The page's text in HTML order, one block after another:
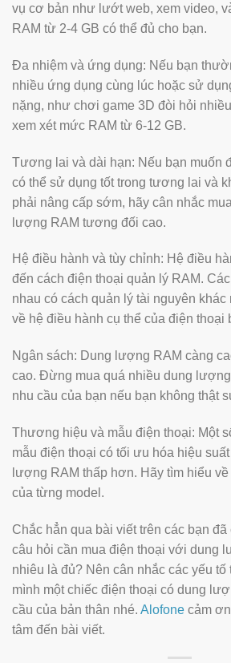
vụ cơ bản như lướt web, xem video,
RAM từ 2-4 GB có thể đủ cho bạn.
Đa nhiệm và ứng dụng: Nếu bạn
nhiều ứng dụng cùng lúc hoặc sử
nặng, như chơi game 3D đòi hỏi
xem xét mức RAM từ 6-12 GB.
Tương lai và dài hạn: Nếu bạn muốn
có thể sử dụng tốt trong tương lai và
phải nâng cấp sớm, hãy cân nhắc
lượng RAM tương đối cao.
Hệ điều hành và tùy chỉnh: Hệ điều
đến cách điện thoại quản lý RAM.
nhau có cách quản lý tài nguyên khác
về hệ điều hành cụ thể của điện thoại
Ngân sách: Dung lượng RAM càng
cao. Đừng mua quá nhiều dung
nhu cầu của bạn nếu bạn không thật
Thương hiệu và mẫu điện thoại: Một
mẫu điện thoại có tối ưu hóa hiệu
lượng RAM thấp hơn. Hãy tìm hiểu
của từng model.
Chắc hẳn qua bài viết trên các bạn
câu hỏi cần mua điện thoại với dung
nhiêu là đủ? Nên cân nhắc các yếu
mình một chiếc điện thoại có dung
cầu của bản thân nhé. Alofone cảm
tâm đến bài viết.